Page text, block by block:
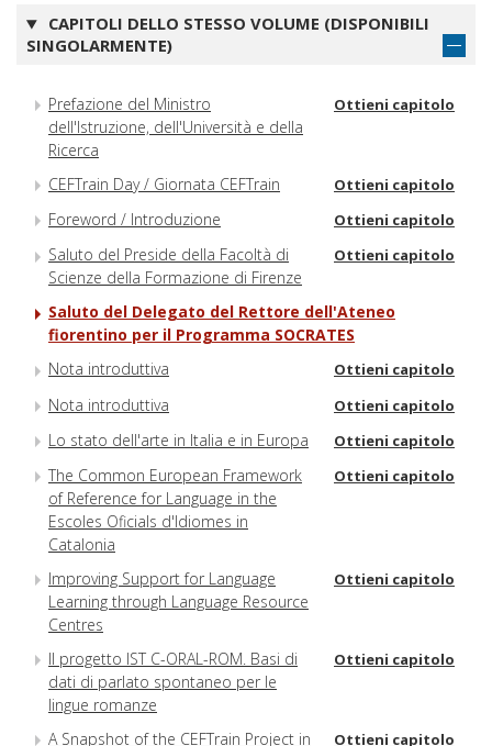
CAPITOLI DELLO STESSO VOLUME (DISPONIBILI
SINGOLARMENTE)
Prefazione del Ministro
dell'Istruzione, dell'Università e della
Ricerca
Ottieni capitolo
CEFTrain Day / Giornata CEFTrain Ottieni capitolo
Foreword / Introduzione Ottieni capitolo
Saluto del Preside della Facoltà di
Scienze della Formazione di Firenze
Ottieni capitolo
Saluto del Delegato del Rettore dell'Ateneo
fiorentino per il Programma SOCRATES
Nota introduttiva
Ottieni capitolo
Nota introduttiva Ottieni capitolo
Lo stato dell'arte in Italia e in Europa Ottieni capitolo
The Common European Framework
of Reference for Language in the
Escoles Oficials d'Idiomes in
Catalonia
Ottieni capitolo
Improving Support for Language
Learning through Language Resource
Centres
Ottieni capitolo
Il progetto IST C-ORAL-ROM. Basi di
dati di parlato spontaneo per le
lingue romanze
Ottieni capitolo
A Snapshot of the CEFTrain Project in
Ottieni capitolo